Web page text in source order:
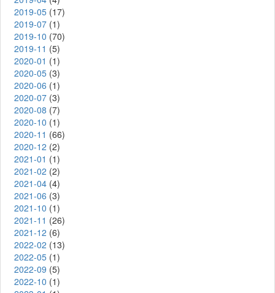
2019-05 (17)
2019-07 (1)
2019-10 (70)
2019-11 (5)
2020-01 (1)
2020-05 (3)
2020-06 (1)
2020-07 (3)
2020-08 (7)
2020-10 (1)
2020-11 (66)
2020-12 (2)
2021-01 (1)
2021-02 (2)
2021-04 (4)
2021-06 (3)
2021-10 (1)
2021-11 (26)
2021-12 (6)
2022-02 (13)
2022-05 (1)
2022-09 (5)
2022-10 (1)